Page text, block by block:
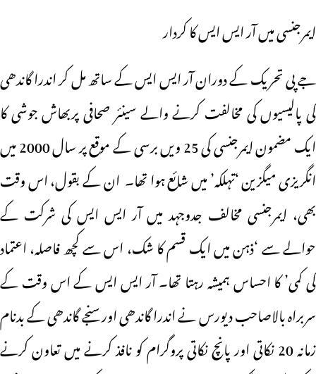
ایمرجنسی میں آر ایس ایس کا کردار
جے پی تحریک کے دوران آر ایس ایس کے ساتھ مل کر اندرا گاندھی
کی پالیسیوں کی مخالفت کرنے والے سینئر صحافی پربھاش جوشی کا
ایک مضمون ایمرجنسی کی 25 ویں برسی کے موقع پر سال 2000 میں
انگریزی میگزین ‘تہلکہ’ میں شائع ہوا تھا۔ ان کے بقول، اس وقت
بھی، ایمرجنسی مخالف جدوجہد میں آر ایس ایس کی شرکت کے
حوالے سے ‘ذہن میں ایک قسم کا شک، اس سے کچھ فاصلہ، اعتماد
کی کمی’ کا احساس ہمیشہ رہتا تھا۔ آر ایس ایس کے اس وقت کے
سربراہ بالاصاحب دیورس نے اندرا گاندھی اور سنجے گاندھی کے بدنام
زمانہ 20 نکاتی اور پانچ نکاتی پروگرام کو نافذ کرنے میں تعاون کرنے